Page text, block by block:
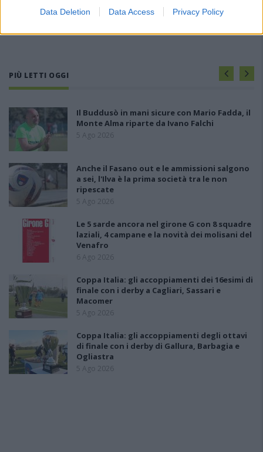
Data Deletion Data Access Privacy Policy
PIÙ LETTI OGGI
Il Buddusò in mani sicure con Mario Fadda, il
Monte Alma riparte da Ivano Falchi
5 Ago 2026
Anche il Fasano out e le ammissioni salgono
a sei, l'Ilva è la prima società tra le non
ripescate
5 Ago 2026
Le 5 sarde ancora nel girone G con 8 squadre
laziali, 4 campane e la novità dei molisani del
Venafro
6 Ago 2026
Coppa Italia: gli accoppiamenti dei 16esimi di
finale con i derby a Cagliari, Sassari e
Macomer
5 Ago 2026
Coppa Italia: gli accoppiamenti degli ottavi
di finale con i derby di Gallura, Barbagia e
Ogliastra
5 Ago 2026